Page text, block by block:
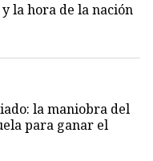
la hora de la nación
la maniobra del
para ganar el